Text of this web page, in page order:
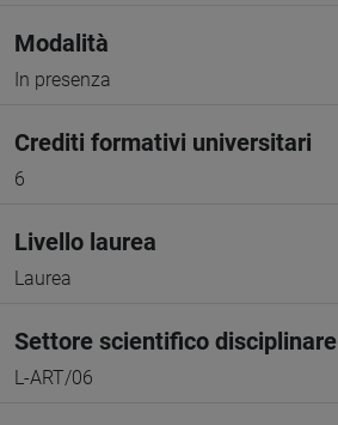
Modalità
In presenza
Crediti formativi universitari
6
Livello laurea
Laurea
Settore scientifico disciplinare
L-ART/06